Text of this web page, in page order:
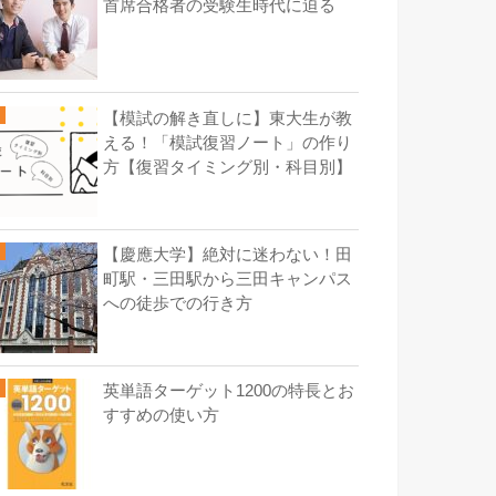
首席合格者の受験生時代に迫る
【模試の解き直しに】東大生が教
える！「模試復習ノート」の作り
方【復習タイミング別・科目別】
【慶應大学】絶対に迷わない！田
町駅・三田駅から三田キャンパス
への徒歩での行き方
英単語ターゲット1200の特長とお
すすめの使い方